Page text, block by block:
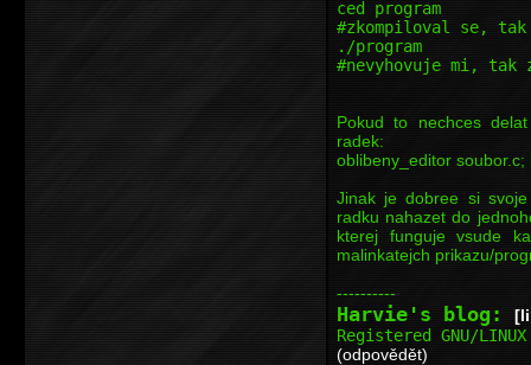
ced program
#zkompiloval se, tak
./program
#nevyhovuje mi, tak
Pokud to nechces
radek:
oblibeny_editor
Jinak je dobree si
radku nahazet do
kterej funguje vsude
malinkatejch prikazu/
----------
Harvie's blog:
Registered GNU/
(odpovědět)